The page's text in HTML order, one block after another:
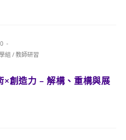
組 /教師研習
×創造力 – 解構、重構與展